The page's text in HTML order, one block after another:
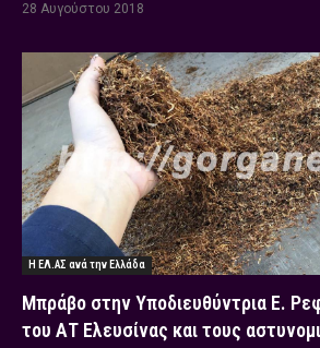
28 Αυγούστου 2018
Η ΕΛ.ΑΣ ανά την Ελλάδα
Μπράβο στην Υποδιευθύντρια Ε.
του ΑΤ Ελευσίνας και τους